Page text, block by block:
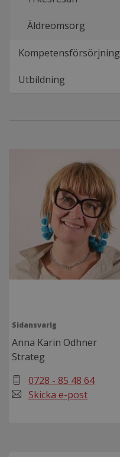
Äldreomsorg
Kompetensförsörjning
Utbildning
Sidansvarig
Anna Karin Odhner
Strateg
0728 - 85 48 64
Skicka e-post